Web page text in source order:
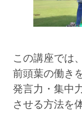
この講座では
前頭葉の働き
発言力・集中
させる方法を